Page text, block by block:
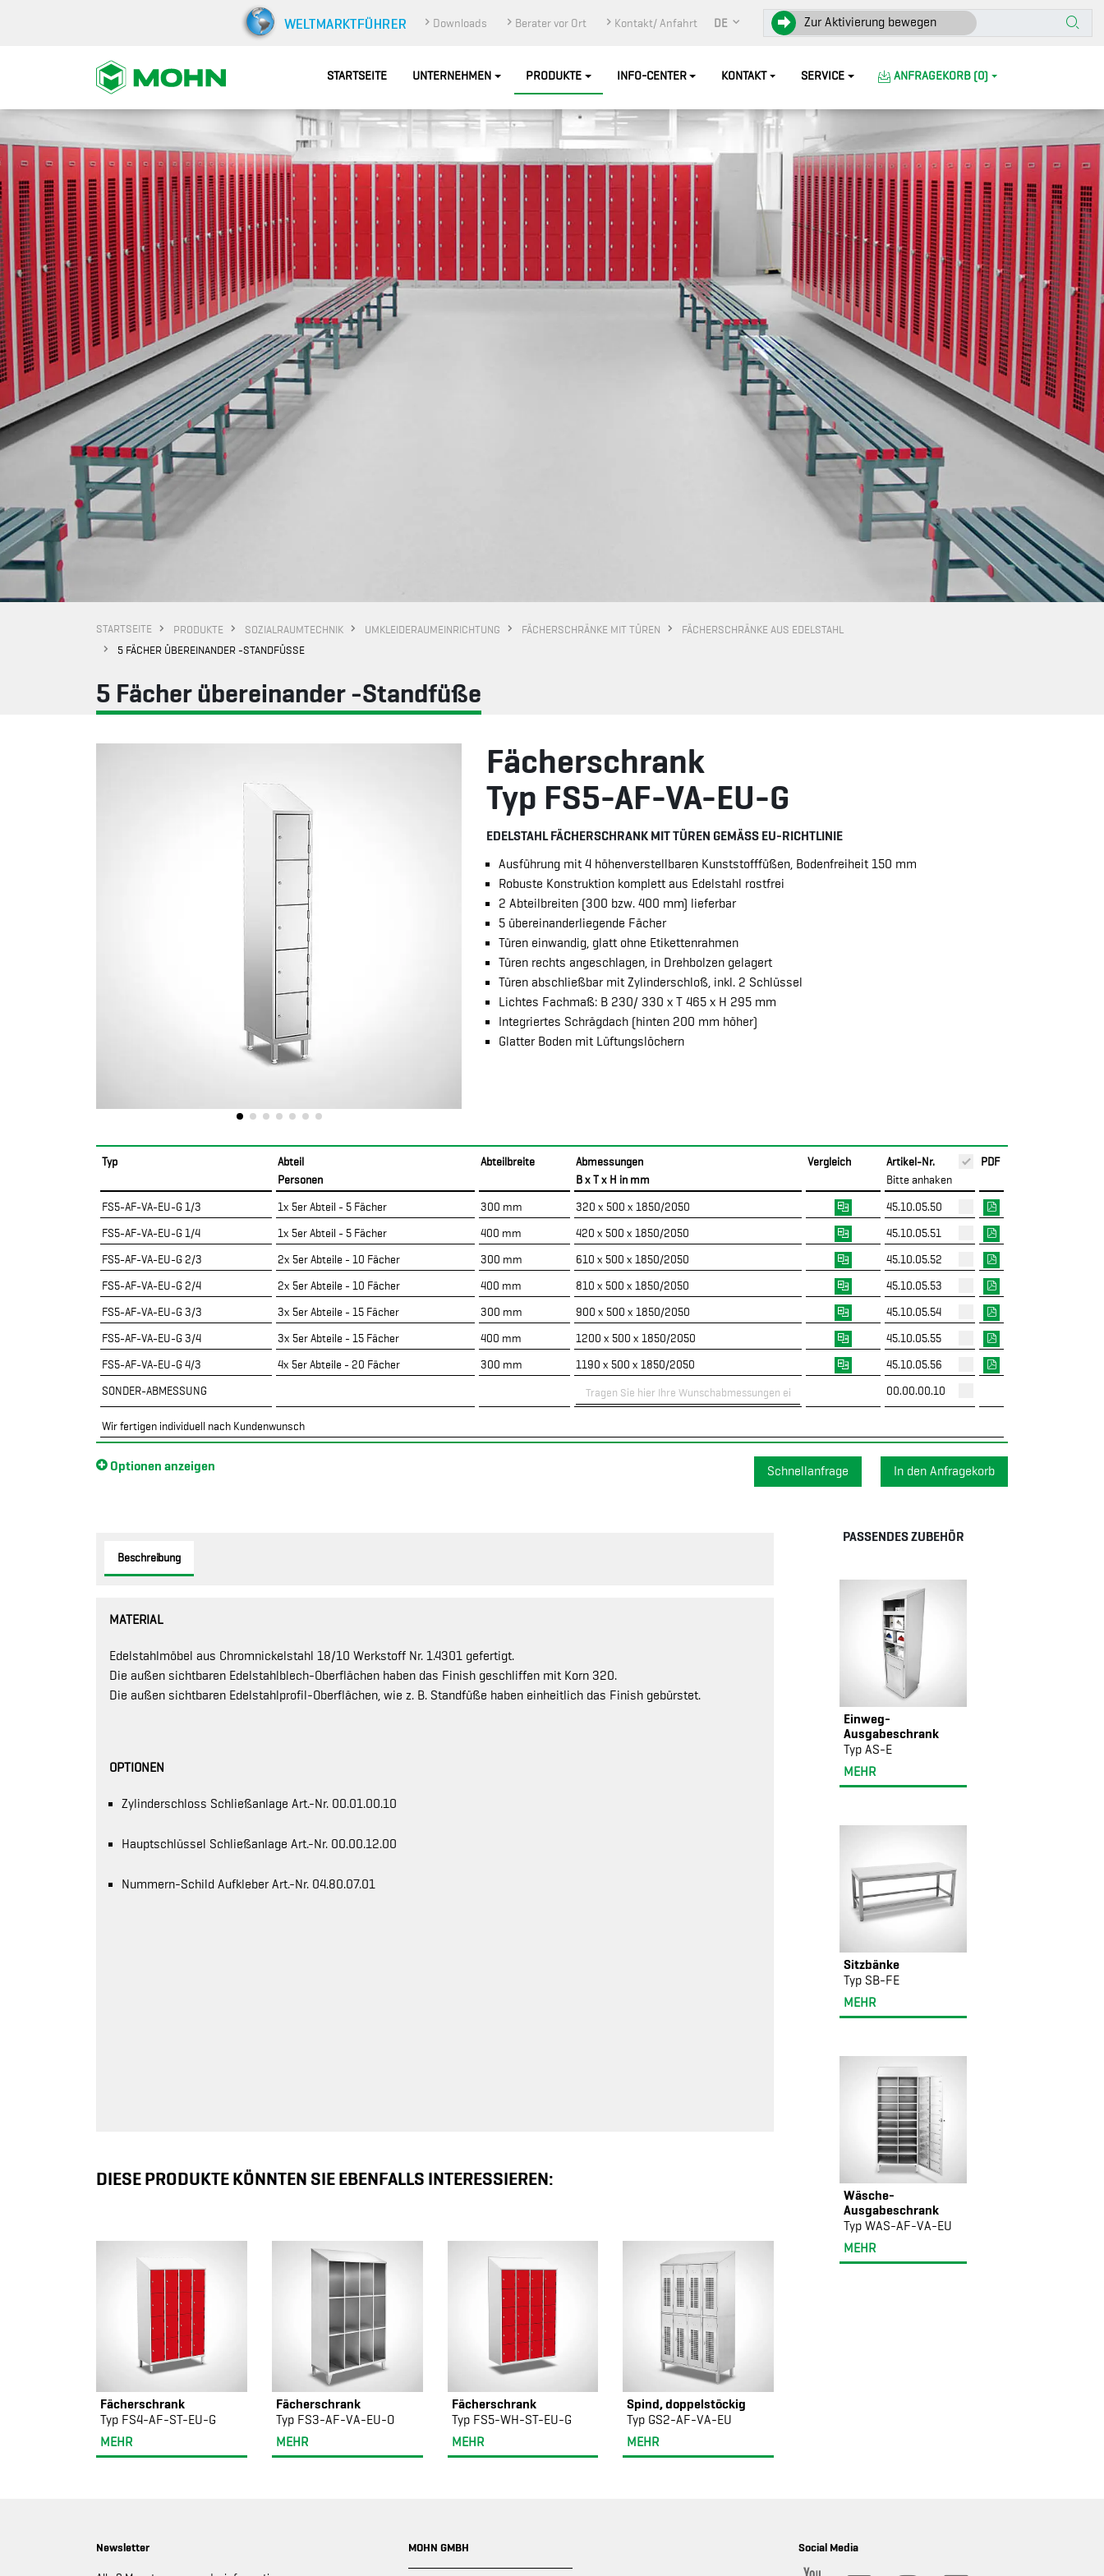
Downloads Berater vor Ort Kontakt/ Anfahrt DE Zur Aktivierung bewegen
STARTSEITE UNTERNEHMEN PRODUKTE INFO-CENTER KONTAKT SERVICE ANFRAGEKORB (0)
STARTSEITE PRODUKTE SOZIALRAUMTECHNIK UMKLEIDERAUMEINRICHTUNG FÄCHERSCHRÄNKE MIT TÜREN
FÄCHERSCHRÄNKE AUS EDELSTAHL
5 FÄCHER ÜBEREINANDER -STANDFÜSSE
5 Fächer übereinander -Standfüße
Fächerschrank
Typ FS5-AF-VA-EU-G
EDELSTAHL FÄCHERSCHRANK MIT TÜREN GEMÄSS EU-RICHTLINIE
Ausführung mit 4 höhenverstellbaren Kunststofffüßen, Bodenfreiheit 150 mm
Robuste Konstruktion komplett aus Edelstahl rostfrei
2 Abteilbreiten (300 bzw. 400 mm) lieferbar
5 übereinanderliegende Fächer
Türen einwandig, glatt ohne Etikettenrahmen
Türen rechts angeschlagen, in Drehbolzen gelagert
Türen abschließbar mit Zylinderschloß, inkl. 2 Schlüssel
Lichtes Fachmaß: B 230/ 330 x T 465 x H 295 mm
Integriertes Schrägdach (hinten 200 mm höher)
Glatter Boden mit Lüftungslöchern
Typ
Abteil
Personen
Abteilbreite
Abmessungen
B x T x H in mm
Vergleich
Artikel-Nr.
Bitte anhaken
PDF
FS5-AF-VA-EU-G 1/3 1x 5er Abteil - 5 Fächer 300 mm 320 x 500 x 1850/2050
45.10.05.50
FS5-AF-VA-EU-G 1/4
1x 5er Abteil - 5 Fächer 400 mm 420 x 500 x 1850/2050
45.10.05.51
FS5-AF-VA-EU-G 2/3
2x 5er Abteile - 10 Fächer 300 mm 610 x 500 x 1850/2050
45.10.05.52
FS5-AF-VA-EU-G 2/4
2x 5er Abteile - 10 Fächer 400 mm 810 x 500 x 1850/2050
45.10.05.53
FS5-AF-VA-EU-G 3/3
3x 5er Abteile - 15 Fächer 300 mm 900 x 500 x 1850/2050
45.10.05.54
FS5-AF-VA-EU-G 3/4
3x 5er Abteile - 15 Fächer 400 mm 1200 x 500 x 1850/2050
45.10.05.55
FS5-AF-VA-EU-G 4/3
4x 5er Abteile - 20 Fächer 300 mm 1190 x 500 x 1850/2050
45.10.05.56
SONDER-ABMESSUNG
00.00.00.10
Wir fertigen individuell nach Kundenwunsch
Optionen anzeigen Schnellanfrage
Beschreibung
MATERIAL
Edelstahlmöbel aus Chromnickelstahl 18/10 Werkstoff Nr. 1.4301 gefertigt.
Die außen sichtbaren Edelstahlblech-Oberflächen haben das Finish geschliffen mit Korn 320.
Die außen sichtbaren Edelstahlprofil-Oberflächen, wie z. B. Standfüße haben einheitlich das Finish gebürstet.
OPTIONEN
Zylinderschloss Schließanlage Art.-Nr. 00.01.00.10
Hauptschlüssel Schließanlage Art.-Nr. 00.00.12.00
Nummern-Schild Aufkleber Art.-Nr. 04.80.07.01
DIESE PRODUKTE KÖNNTEN SIE EBENFALLS INTERESSIEREN:
Fächerschrank
Typ FS4-AF-ST-EU-G
MEHR
Fächerschrank
Typ FS3-AF-VA-EU-O
MEHR
Fächerschrank
Typ FS5-WH-ST-EU-G
MEHR
Spind, doppelstöckig
Typ GS2-AF-VA-EU
MEHR
PASSENDES ZUBEHÖR
Einweg-
Ausgabeschrank
Typ AS-E
MEHR
Sitzbänke
Typ SB-FE
MEHR
Wäsche-
Ausgabeschrank
Typ WAS-AF-VA-EU
MEHR
Newsletter MOHN GMBH Social Media